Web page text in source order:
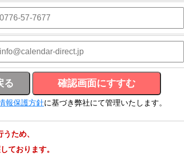
報保護方針に基づき弊社にて管理いたします。
ため、
ております。